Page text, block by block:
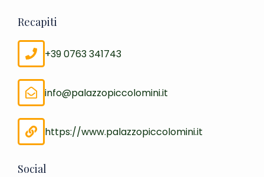
Recapiti
+39 0763 341743
info@palazzopiccolomini.it
https://www.palazzopiccolomini.it
Social